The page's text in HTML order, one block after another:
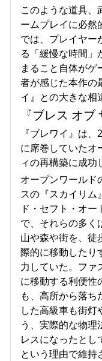
このような道具、
ームプレイに必然
では、プレイヤー
る「緩慢な時間」
まること自体が
者が感じた本作の
イ』との大きな相
『ブレス オ
『ブレワイ』は
に席巻していたオ
ィの再構築に成功
オープンワールド
スの『スカイリム
ド・セフト・オ
で、それらの多く
山や森や街を、徒
際的に移動したり
力していた。ファ
に移動する利便性
も、高所から落
した高級車も街
う、実際的な物理
レスになったとし
という理由で維持